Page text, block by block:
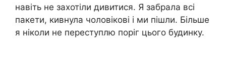
навіть не захотіли дивитися. Я забрала всі
пакети, кивнула чоловікові і ми пішли. Більше
я ніколи не переступлю поріг цього будинку.